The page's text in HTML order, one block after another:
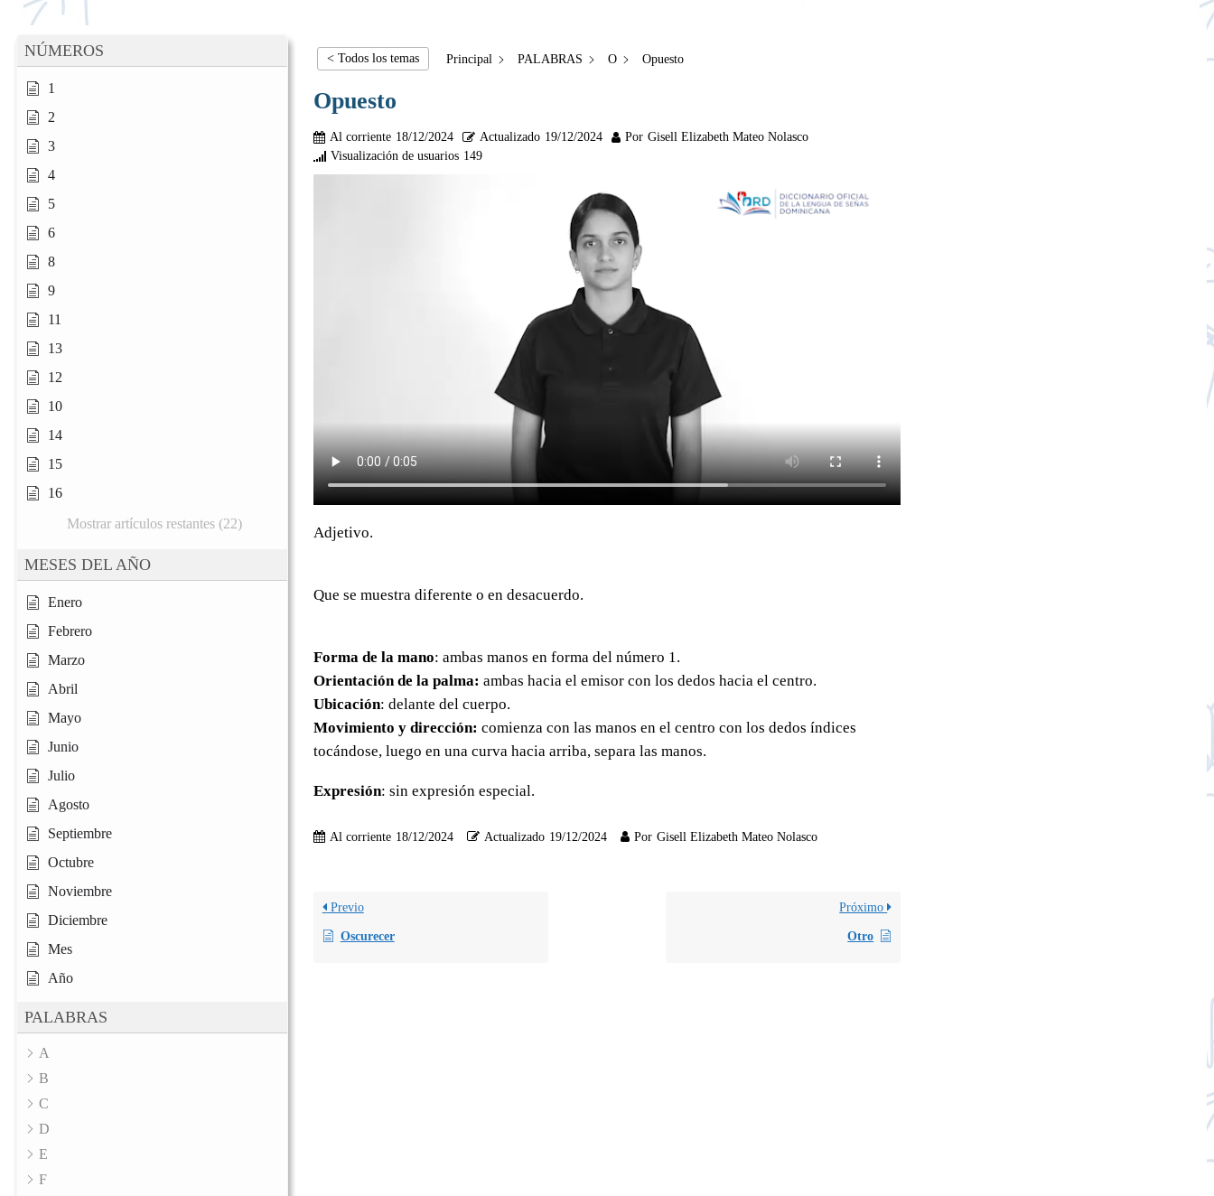
NÚMEROS
1
2
3
4
5
6
8
9
11
13
12
10
14
15
16
Mostrar artículos restantes (22)
MESES DEL AÑO
Enero
Febrero
Marzo
Abril
Mayo
Junio
Julio
Agosto
Septiembre
Octubre
Noviembre
Diciembre
Mes
Año
PALABRAS
A
B
C
D
E
F
< Todos los temas Principal PALABRAS O Opuesto
Opuesto
Al corriente 18/12/2024 Actualizado 19/12/2024 Por Gisell Elizabeth Mateo Nolasco
Visualización de usuarios 149
Adjetivo.
Que se muestra diferente o en desacuerdo.
Forma de la mano: ambas manos en forma del número 1.
Orientación de la palma: ambas hacia el emisor con los dedos hacia el centro.
Ubicación: delante del cuerpo.
Movimiento y dirección: comienza con las manos en el centro con los dedos índices
tocándose, luego en una curva hacia arriba, separa las manos.
Expresión: sin expresión especial.
Al corriente 18/12/2024 Actualizado 19/12/2024 Por Gisell Elizabeth Mateo Nolasco
Previo
Oscurecer
Próximo
Otro